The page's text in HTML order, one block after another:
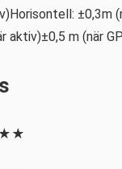
±0,3m
aktiv)±0,5 m (när
★ ★